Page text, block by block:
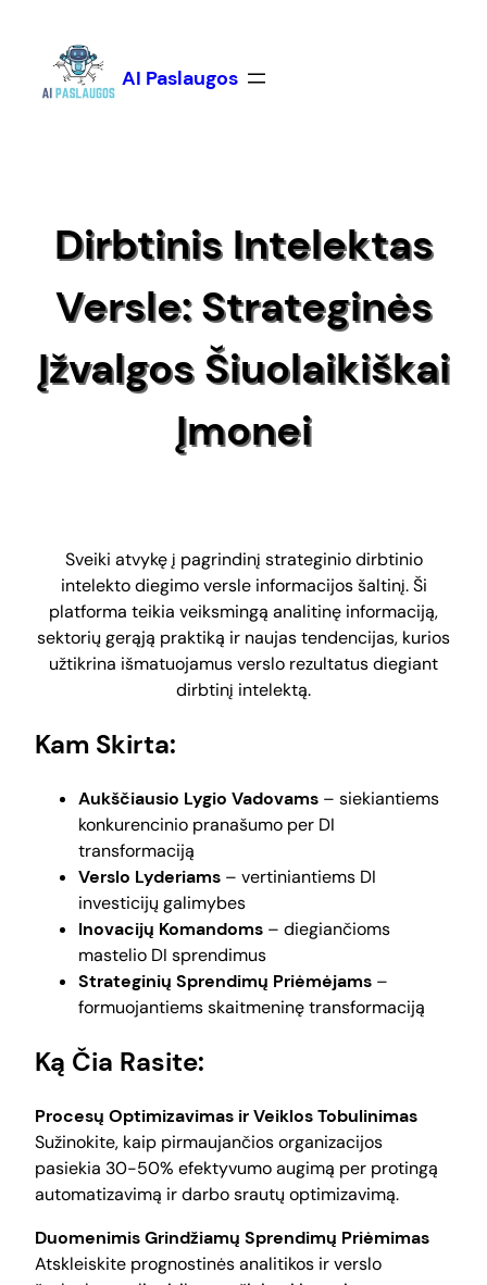
turinio
AI Paslaugos
Dirbtinis Intelektas
Versle: Strateginės
Įžvalgos Šiuolaikiškai
Įmonei
Sveiki atvykę į pagrindinį strateginio dirbtinio
intelekto diegimo versle informacijos šaltinį. Ši
platforma teikia veiksmingą analitinę informaciją,
sektorių gerąją praktiką ir naujas tendencijas, kurios
užtikrina išmatuojamus verslo rezultatus diegiant
dirbtinį intelektą.
Kam Skirta:
Aukščiausio Lygio Vadovams – siekiantiems
konkurencinio pranašumo per DI
transformaciją
Verslo Lyderiams – vertiniantiems DI
investicijų galimybes
Inovacijų Komandoms – diegiančioms
mastelio DI sprendimus
Strateginių Sprendimų Priėmėjams –
formuojantiems skaitmeninę transformaciją
Ką Čia Rasite:
Procesų Optimizavimas ir Veiklos Tobulinimas
Sužinokite, kaip pirmaujančios organizacijos
pasiekia 30-50% efektyvumo augimą per protingą
automatizavimą ir darbo srautų optimizavimą.
Duomenimis Grindžiamų Sprendimų Priėmimas
Atskleiskite prognostinės analitikos ir verslo